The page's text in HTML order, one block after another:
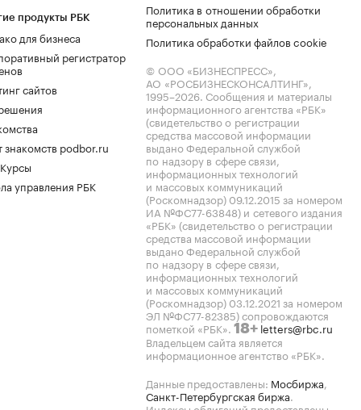
продукты РБК
для бизнеса
регистратор
сайтов
знакомств podbor.ru
управления РБК
Политика в отношении обработки
персональных данных
Политика обработки файлов cookie
© ООО «БИЗНЕСПРЕСС»,
АО «РОСБИЗНЕСКОНСАЛТИНГ»,
1995–2026. Сообщения и материалы
информационного агентства «РБК»
(свидетельство о регистрации
средства массовой информации
выдано Федеральной службой
по надзору в сфере связи,
информационных технологий
и массовых коммуникаций
(Роскомнадзор) 09.12.2015 за номером
ИА №ФС77-63848) и сетевого издания
«РБК» (свидетельство о регистрации
средства массовой информации
выдано Федеральной службой
по надзору в сфере связи,
информационных технологий
и массовых коммуникаций
(Роскомнадзор) 03.12.2021 за номером
ЭЛ №ФС77-82385) сопровождаются
пометкой «РБК». 18+ letters@rbc.ru
Владельцем сайта является
информационное агентство «РБК».
Данные предоставлены: Мосбиржа,
Санкт-Петербургская биржа.